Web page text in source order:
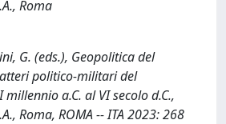
Roma
G. (eds.), Geopolitica del
politico-militari del
a.C. al VI secolo d.C.,
Roma, ROMA -- ITA 2023: 268